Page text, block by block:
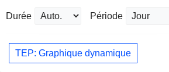
Durée Période
TEP: Graphique dynamique